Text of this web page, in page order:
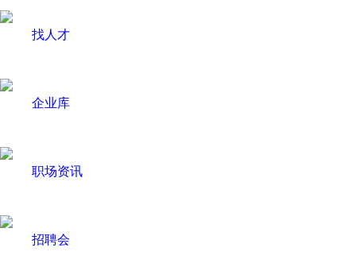
找人才
企业库
职场资讯
招聘会